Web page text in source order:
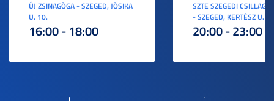
ÚJ ZSINAGÓGA - SZEGED, JÓSIKA
U. 10.
16:00 - 18:00
SZTE SZEGEDI
- SZEGED, KERTÉSZ U. 3.
20:00 - 23:00